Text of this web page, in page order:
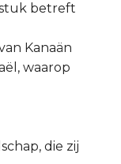
betreft
Kanaän
waarop
die zij